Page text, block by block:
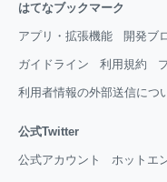
はてなブックマーク
アプリ・拡張機能 開発ブ
ガイドライン 利用規約
利用者情報の外部送信につ
公式Twitter
公式アカウント ホットエ